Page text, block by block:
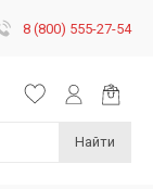
8 (800) 555-27-54
Найти